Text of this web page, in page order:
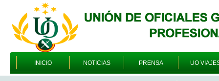
INICIO NOTICIAS PRENSA UO